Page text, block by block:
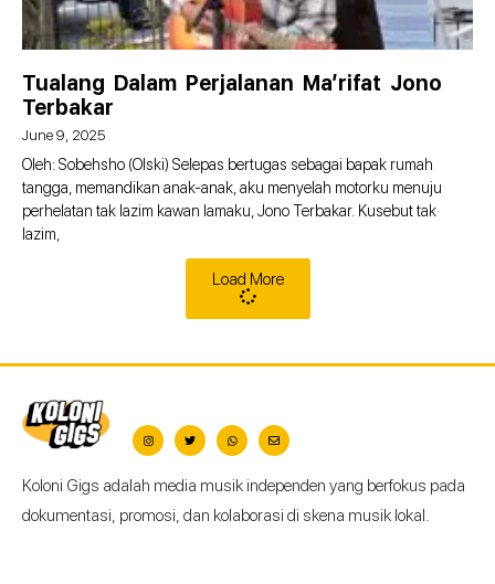
Tualang Dalam Perjalanan Ma’rifat Jono
Terbakar
June 9, 2025
Oleh: Sobehsho (Olski) Selepas bertugas sebagai bapak rumah
tangga, memandikan anak-anak, aku menyelah motorku menuju
perhelatan tak lazim kawan lamaku, Jono Terbakar. Kusebut tak
lazim,
Load More
Koloni Gigs adalah media musik independen yang berfokus pada
dokumentasi, promosi, dan kolaborasi di skena musik lokal.